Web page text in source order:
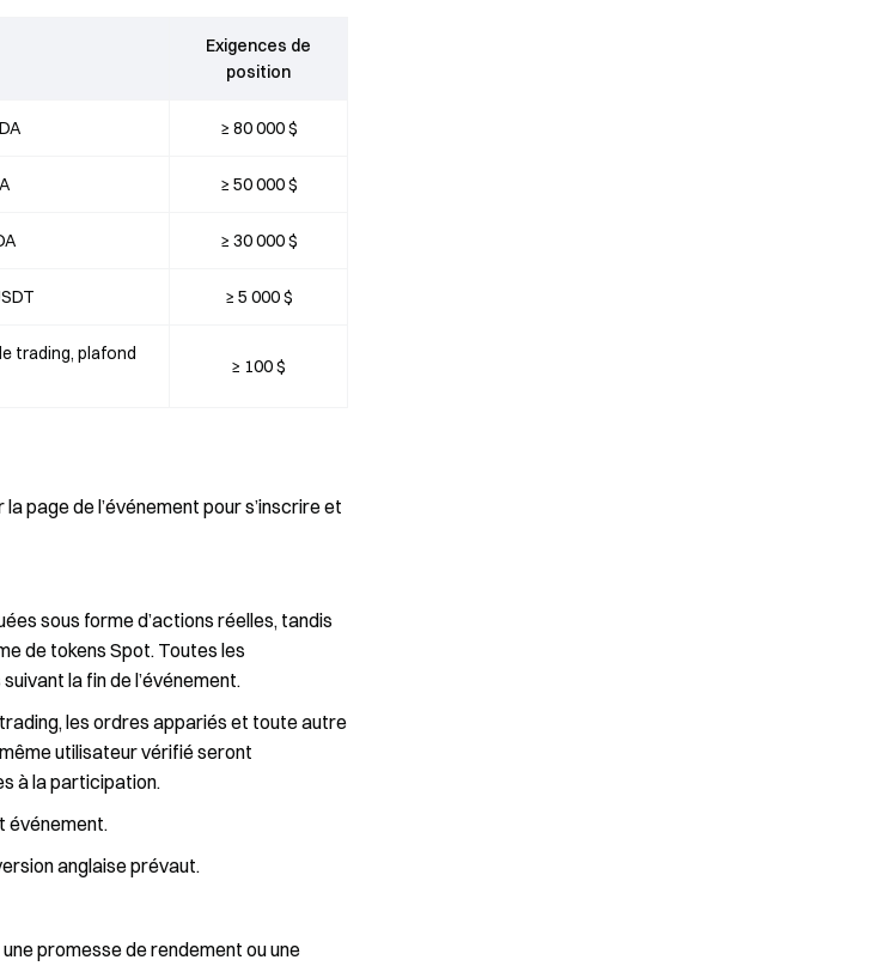
Exigences de
position
≥ 80 000 $
≥ 50 000 $
≥ 30 000 $
≥ 5 000 $
trading, plafond
≥ 100 $
page de l’événement pour s’inscrire et
sous forme d’actions réelles, tandis
de tokens Spot. Toutes les
la fin de l’événement.
les ordres appariés et toute autre
utilisateur vérifié seront
à la participation.
événement.
anglaise prévaut.
promesse de rendement ou une